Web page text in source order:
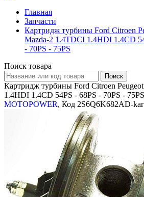
Главная
Запчасти
Картридж турбины Ford Citroen
Mazda-2 1.4TDCI 1.4HDI 1.4CD
- 70PS - 75PS
Поиск товара
Картридж турбины Ford Citroen
1.4HDI 1.4CD 54PS - 68PS - 70PS - 75PS
MOTOPOWER, Код 2S6Q6K682AD-